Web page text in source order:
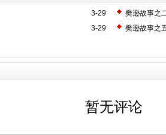
3-29
樊逊故事之
3-29
樊逊故事之
暂无评论